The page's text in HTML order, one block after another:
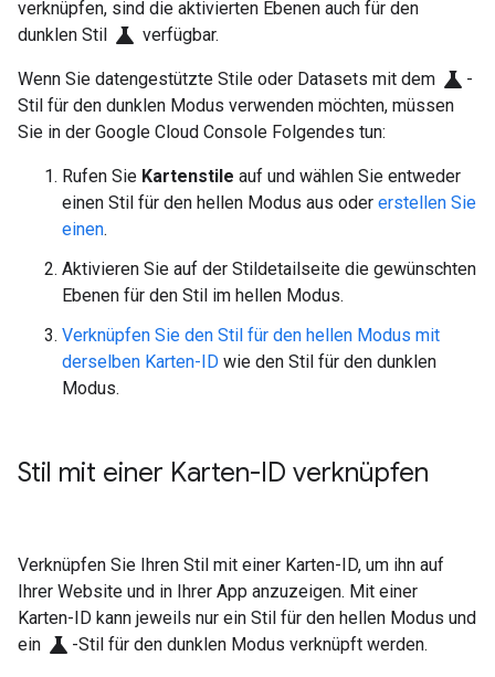
verknüpfen, sind die aktivierten Ebenen auch für den
dunklen Stil
science verfügbar.
Wenn Sie datengestützte Stile oder Datasets mit dem science -
Stil für den dunklen Modus verwenden möchten, müssen
Sie in der Google Cloud Console Folgendes tun:
Rufen Sie Kartenstile auf und wählen Sie entweder
einen Stil für den hellen Modus aus oder erstellen Sie
einen.
Aktivieren Sie auf der Stildetailseite die gewünschten
Ebenen für den Stil im hellen Modus.
Verknüpfen Sie den Stil für den hellen Modus mit
derselben Karten-ID wie den Stil für den dunklen
Modus.
Stil mit einer Karten-ID verknüpfen
Verknüpfen Sie Ihren Stil mit einer Karten-ID, um ihn auf
Ihrer Website und in Ihrer App anzuzeigen. Mit einer
Karten-ID kann jeweils nur ein Stil für den hellen Modus und
ein science -Stil für den dunklen Modus verknüpft werden.